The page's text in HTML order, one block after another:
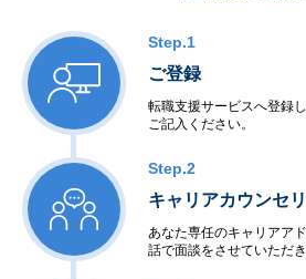
Step.1
ご登録
転職支援サービスへ登録
ご記入ください。
Step.2
キャリアカウンセ
あなた専任のキャリアア
話で面談をさせていただき